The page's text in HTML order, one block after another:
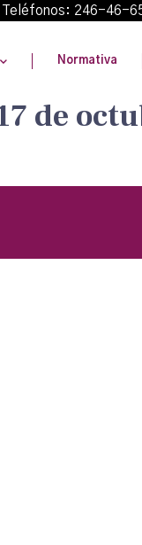
246-46-
Normativa
de